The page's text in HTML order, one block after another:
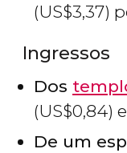
(US$3,37)
Ingressos
Dos
(US$0,84) e
De um